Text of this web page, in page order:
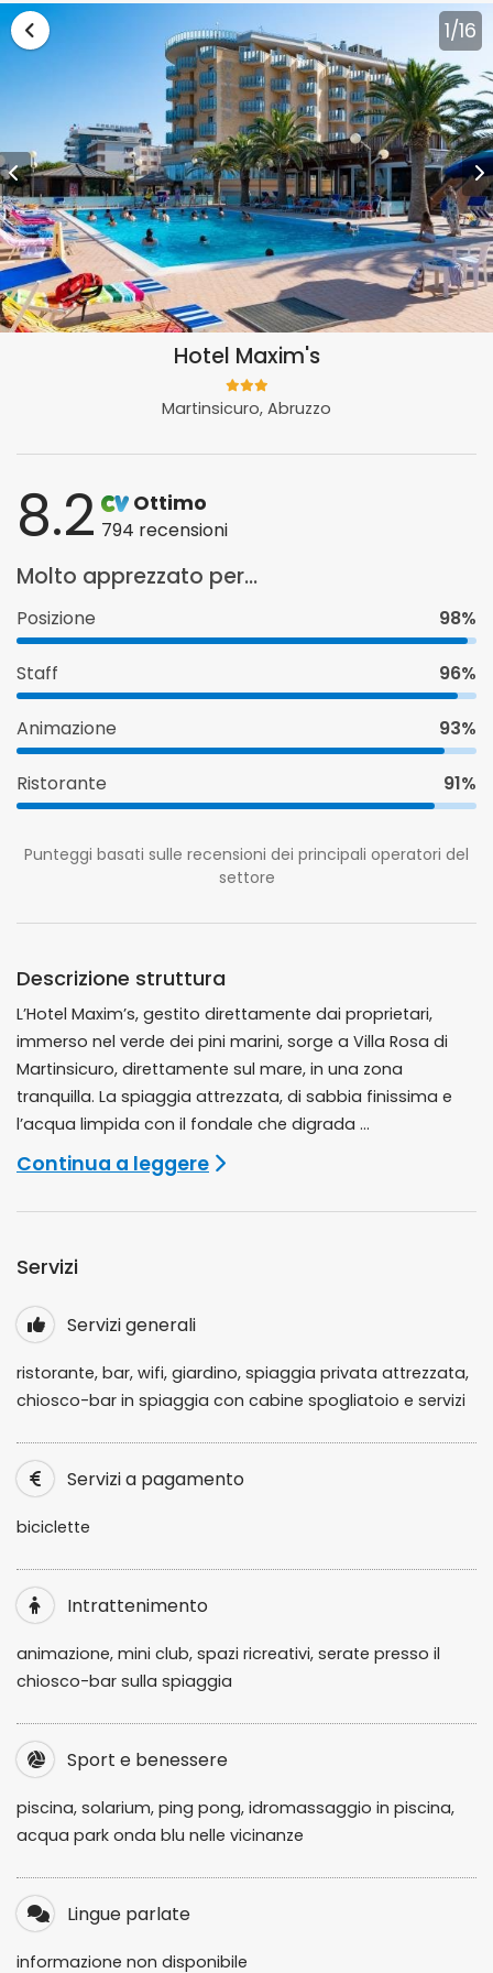
Vai alla lista vacanze Abruzzo 1/16
Hotel Maxim's
Martinsicuro, Abruzzo
8.2 Ottimo
794 recensioni
Molto apprezzato per...
Posizione 98%
Staff 96%
Animazione 93%
Ristorante 91%
Punteggi basati sulle recensioni dei principali operatori del
settore
Descrizione struttura
L’Hotel Maxim’s, gestito direttamente dai proprietari,
immerso nel verde dei pini marini, sorge a Villa Rosa di
Martinsicuro, direttamente sul mare, in una zona
tranquilla. La spiaggia attrezzata, di sabbia finissima e
l’acqua limpida con il fondale che digrada ...
Continua a leggere
Servizi
Servizi generali
ristorante, bar, wifi, giardino, spiaggia privata attrezzata,
chiosco-bar in spiaggia con cabine spogliatoio e servizi
Servizi a pagamento
biciclette
Intrattenimento
animazione, mini club, spazi ricreativi, serate presso il
chiosco-bar sulla spiaggia
Sport e benessere
piscina, solarium, ping pong, idromassaggio in piscina,
acqua park onda blu nelle vicinanze
Lingue parlate
informazione non disponibile